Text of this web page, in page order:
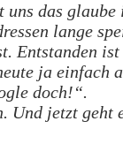
uns das glaube
lange
Entstanden
ja einfach
doch!“.
Und jetzt geht